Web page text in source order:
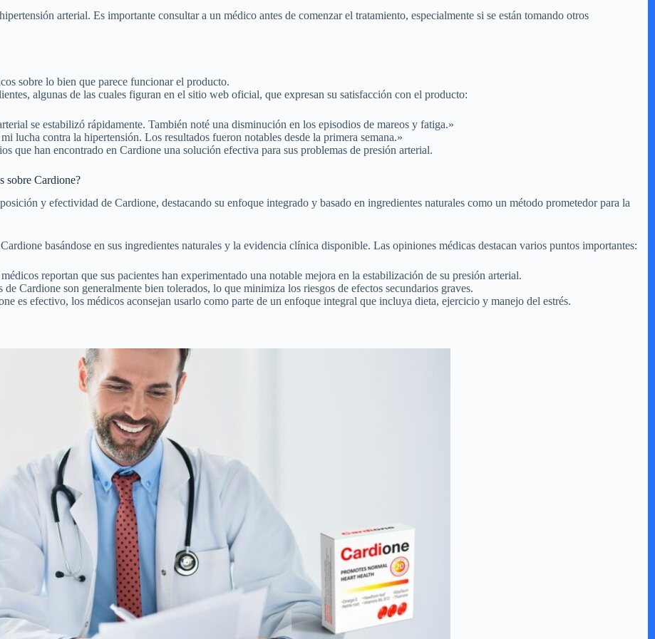
arterial. Es importante consultar a un médico antes de comenzar el tratamiento, especialmente si se están tomando otros
sobre lo bien que parece funcionar el producto.
algunas de las cuales figuran en el sitio web oficial, que expresan su satisfacción con el producto:
se estabilizó rápidamente. También noté una disminución en los episodios de mareos y fatiga.»
lucha contra la hipertensión. Los resultados fueron notables desde la primera semana.»
que han encontrado en Cardione una solución efectiva para sus problemas de presión arterial.
sobre Cardione?
y efectividad de Cardione, destacando su enfoque integrado y basado en ingredientes naturales como un método prometedor para la
basándose en sus ingredientes naturales y la evidencia clínica disponible. Las opiniones médicas destacan varios puntos importantes:
reportan que sus pacientes han experimentado una notable mejora en la estabilización de su presión arterial.
de Cardione son generalmente bien tolerados, lo que minimiza los riesgos de efectos secundarios graves.
es efectivo, los médicos aconsejan usarlo como parte de un enfoque integral que incluya dieta, ejercicio y manejo del estrés.